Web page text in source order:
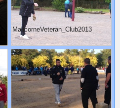
MalicorneVeteran_Club2013